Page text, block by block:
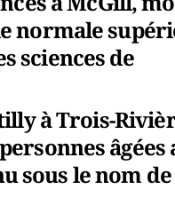
normale
sciences de
à Trois-
âgées
sous le nom de